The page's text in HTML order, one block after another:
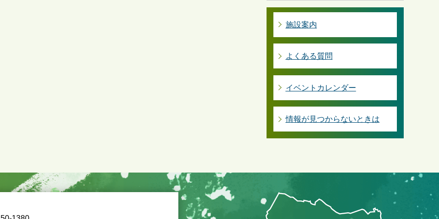
施設案内
よくある質問
イベントカレンダー
情報が見つからないときは